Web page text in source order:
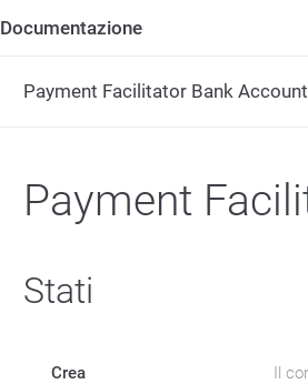
Documentazione
Payment Facilitator Bank Account
Payment
Stati
Crea Il